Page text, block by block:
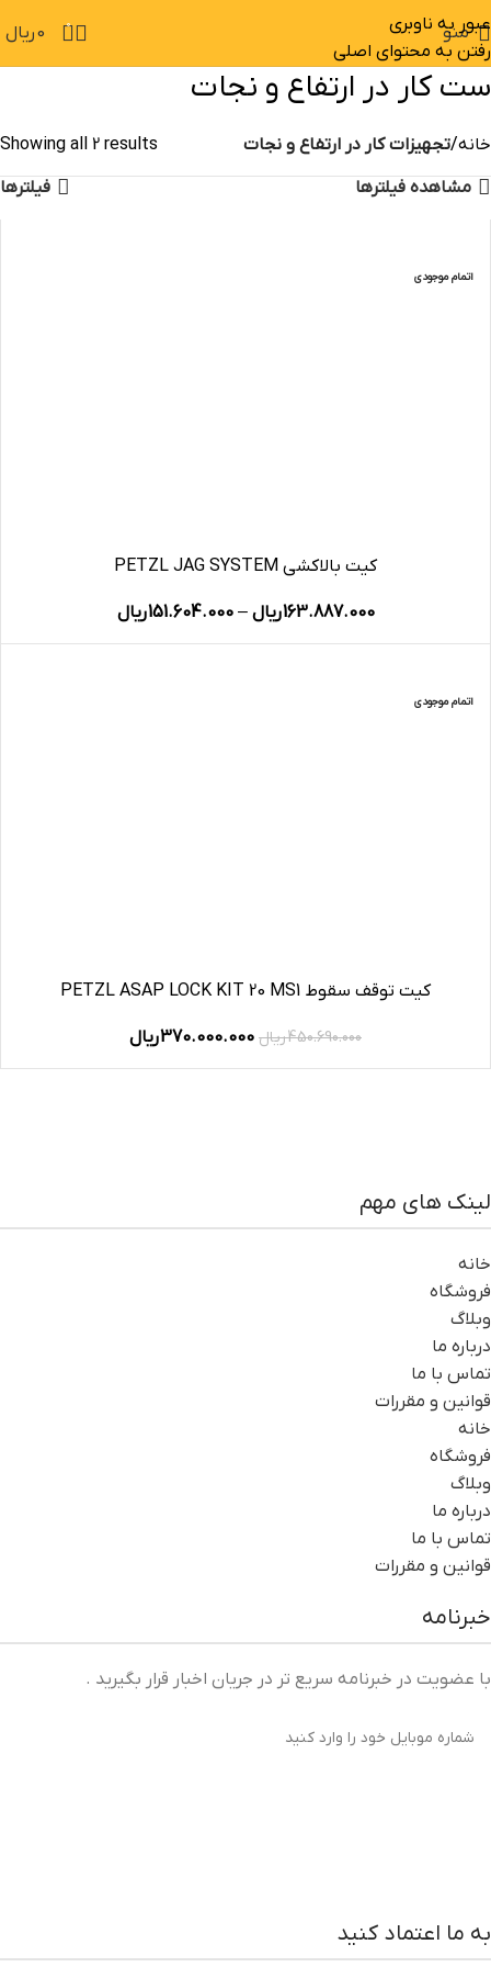
عبور به ناوبری
رفتن به محتوای اصلی
منو 0
0ریال
ست کار در ارتفاع و نجات
خانه تجهیزات کار در ارتفاع و نجات
Showing all 2 results
مشاهده فیلترها
فیلترها
اتمام موجودی
کیت بالاکشی PETZL JAG SYSTEM
163.887.000ریال –
151.604.000ریال
اتمام موجودی
کیت توقف سقوط PETZL ASAP LOCK KIT 20 MS1
450.690.000ریال 370.000.000ریال
لینک های مهم
خانه
فروشگاه
وبلاگ
درباره ما
تماس با ما
قوانین و مقررات
خانه
فروشگاه
وبلاگ
درباره ما
تماس با ما
قوانین و مقررات
خبرنامه
با عضویت در خبرنامه سریع تر در جریان اخبار قرار بگیرید .
به ما اعتماد کنید